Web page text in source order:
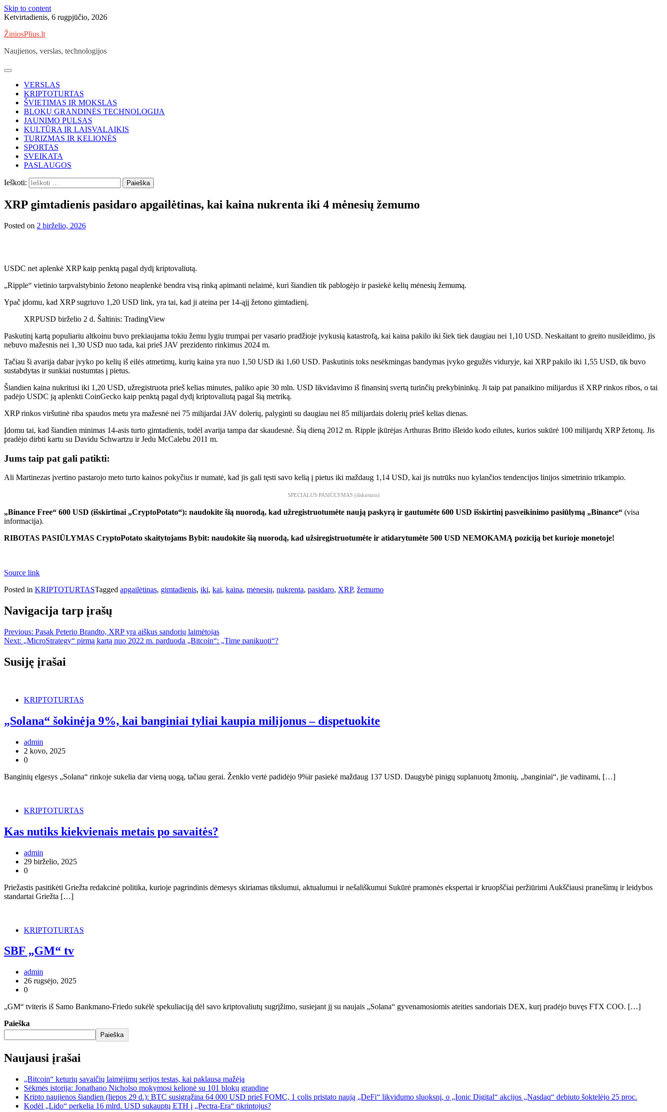
Skip to content
Ketvirtadienis, 6 rugpjūčio, 2026
ŽiniosPlius.lt
Naujienos, verslas, technologijos
VERSLAS
KRIPTOTURTAS
ŠVIETIMAS IR MOKSLAS
BLOKŲ GRANDINĖS TECHNOLOGIJA
JAUNIMO PULSAS
KULTŪRA IR LAISVALAIKIS
TURIZMAS IR KELIONĖS
SPORTAS
SVEIKATA
PASLAUGOS
Ieškoti:
XRP gimtadienis pasidaro apgailėtinas, kai kaina nukrenta iki 4 mėnesių žemumo
Posted on 2 birželio, 2026
USDC net aplenkė XRP kaip penktą pagal dydį kriptovaliutą.
„Ripple“ vietinio tarpvalstybinio žetono neaplenkė bendra visą rinką apimanti nelaimė, kuri šiandien tik pablogėjo ir pasiekė kelių mėnesių žemumą.
Ypač įdomu, kad XRP sugriuvo 1,20 USD link, yra tai, kad ji ateina per 14-ąjį žetono gimtadienį.
XRPUSD birželio 2 d. Šaltinis: TradingView
Paskutinį kartą populiariu altkoinu buvo prekiaujama tokiu žemu lygiu trumpai per vasario pradžioje įvykusią katastrofą, kai kaina pakilo iki šiek tiek daugiau nei 1,10 USD. Neskaitant to greito nusileidimo, jis
nebuvo mažesnis nei 1,30 USD nuo tada, kai prieš JAV prezidento rinkimus 2024 m.
Tačiau ši avarija dabar įvyko po kelių iš eilės atmetimų, kurių kaina yra nuo 1,50 USD iki 1,60 USD. Paskutinis toks nesėkmingas bandymas įvyko gegužės viduryje, kai XRP pakilo iki 1,55 USD, tik buvo
sustabdytas ir sunkiai nustumtas į pietus.
Šiandien kaina nukritusi iki 1,20 USD, užregistruota prieš kelias minutes, paliko apie 30 mln. USD likvidavimo iš finansinį svertą turinčių prekybininkų. Ji taip pat panaikino milijardus iš XRP rinkos ribos, o tai
padėjo USDC ją aplenkti CoinGecko kaip penktą pagal dydį kriptovaliutą pagal šią metriką.
XRP rinkos viršutinė riba spaudos metu yra mažesnė nei 75 milijardai JAV dolerių, palyginti su daugiau nei 85 milijardais dolerių prieš kelias dienas.
Įdomu tai, kad šiandien minimas 14-asis turto gimtadienis, todėl avarija tampa dar skaudesnė. Šią dieną 2012 m. Ripple įkūrėjas Arthuras Britto išleido kodo eilutes, kurios sukūrė 100 milijardų XRP žetonų. Jis
pradėjo dirbti kartu su Davidu Schwartzu ir Jedu McCalebu 2011 m.
Jums taip pat gali patikti:
Ali Martinezas įvertino pastarojo meto turto kainos pokyčius ir numatė, kad jis gali tęsti savo kelią į pietus iki maždaug 1,14 USD, kai jis nutrūks nuo kylančios tendencijos linijos simetrinio trikampio.
SPECIALUS PASIŪLYMAS (išskirtinis)
„Binance Free“ 600 USD (išskirtinai „CryptoPotato“): naudokite šią nuorodą, kad užregistruotumėte naują paskyrą ir gautumėte 600 USD išskirtinį pasveikinimo pasiūlymą „Binance“ (visa
informacija).
RIBOTAS PASIŪLYMAS CryptoPotato skaitytojams Bybit: naudokite šią nuorodą, kad užsiregistruotumėte ir atidarytumėte 500 USD NEMOKAMĄ poziciją bet kurioje monetoje!
Source link
Posted in KRIPTOTURTASTagged apgailėtinas, gimtadienis, iki, kai, kaina, mėnesių, nukrenta, pasidaro, XRP, žemumo
Navigacija tarp įrašų
Previous: Pasak Peterio Brandto, XRP yra aiškus sandorių laimėtojas
Next: „MicroStrategy“ pirmą kartą nuo 2022 m. parduoda „Bitcoin“: „Time panikuoti“?
Susiję įrašai
KRIPTOTURTAS
„Solana“ šokinėja 9%, kai banginiai tyliai kaupia milijonus – dispetuokite
admin
2 kovo, 2025
0
Banginių elgesys „Solana“ rinkoje sukelia dar vieną uogą, tačiau gerai. Ženklo vertė padidėjo 9%ir pasiekė maždaug 137 USD. Daugybė pinigų suplanuotų žmonių, „banginiai“, jie vadinami, […]
KRIPTOTURTAS
Kas nutiks kiekvienais metais po savaitės?
admin
29 birželio, 2025
0
Priežastis pasitikėti Griežta redakcinė politika, kurioje pagrindinis dėmesys skiriamas tikslumui, aktualumui ir nešališkumui Sukūrė pramonės ekspertai ir kruopščiai peržiūrimi Aukščiausi pranešimų ir leidybos
standartai Griežta […]
KRIPTOTURTAS
SBF „GM“ tv
admin
26 rugsėjo, 2025
0
„GM“ tviteris iš Samo Bankmano-Friedo sukėlė spekuliaciją dėl savo kriptovaliutų sugrįžimo, susiejant jį su naujais „Solana“ gyvenamosiomis ateities sandoriais DEX, kurį pradėjo buvęs FTX COO. […]
Paieška
Paieška
Naujausi įrašai
„Bitcoin“ keturių savaičių laimėjimų serijos testas, kai paklausa mažėja
Sėkmės istorija: Jonathano Nicholso mokymosi kelionė su 101 blokų grandine
Kripto naujienos šiandien (liepos 29 d.): BTC susigrąžina 64 000 USD prieš FOMC, 1 colis pristato naują „DeFi“ likvidumo sluoksnį, o „Ionic Digital“ akcijos „Nasdaq“ debiuto šoktelėjo 25 proc.
Kodėl „Lido“ perkelia 16 mlrd. USD sukauptų ETH į „Pectra-Era“ tikrintojus?